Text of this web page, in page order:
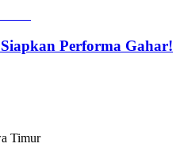
Performa Gahar!
Timur